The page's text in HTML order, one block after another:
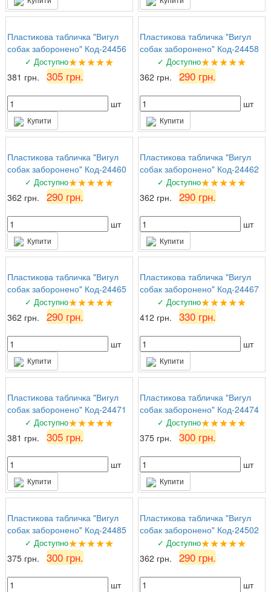
Пластикова табличка "Вигул
собак заборонено" Код-24456
✓ Доступно★★★★★
381 грн. 305 грн.
шт
Купити
Пластикова табличка "Вигул
собак заборонено" Код-24458
✓ Доступно★★★★★
362 грн. 290 грн.
шт
Купити
Пластикова табличка "Вигул
собак заборонено" Код-24460
✓ Доступно★★★★★
362 грн. 290 грн.
шт
Купити
Пластикова табличка "Вигул
собак заборонено" Код-24462
✓ Доступно★★★★★
362 грн. 290 грн.
шт
Купити
Пластикова табличка "Вигул
собак заборонено" Код-24465
✓ Доступно★★★★★
362 грн. 290 грн.
шт
Купити
Пластикова табличка "Вигул
собак заборонено" Код-24467
✓ Доступно★★★★★
412 грн. 330 грн.
шт
Купити
Пластикова табличка "Вигул
собак заборонено" Код-24471
✓ Доступно★★★★★
381 грн. 305 грн.
шт
Купити
Пластикова табличка "Вигул
собак заборонено" Код-24474
✓ Доступно★★★★★
375 грн. 300 грн.
шт
Купити
Пластикова табличка "Вигул
собак заборонено" Код-24485
✓ Доступно★★★★★
375 грн. 300 грн.
шт
Пластикова табличка "Вигул
собак заборонено" Код-24502
✓ Доступно★★★★★
362 грн. 290 грн.
шт